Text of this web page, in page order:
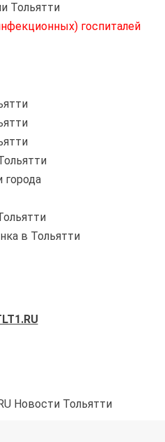
Тольятти
госпиталей
города
в Тольятти
Новости Тольятти